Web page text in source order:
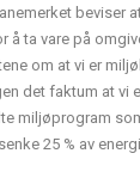
beviser
å ta vare på
om at vi er
det faktum at vi
miljøprogram
25 % av